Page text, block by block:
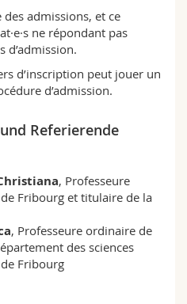
admissions, et ce
ne répondant pas
d’admission.
d’inscription peut jouer un
d’admission.
Referierende
, Professeure
Fribourg et titulaire de la
, Professeure ordinaire de
des sciences
Fribourg